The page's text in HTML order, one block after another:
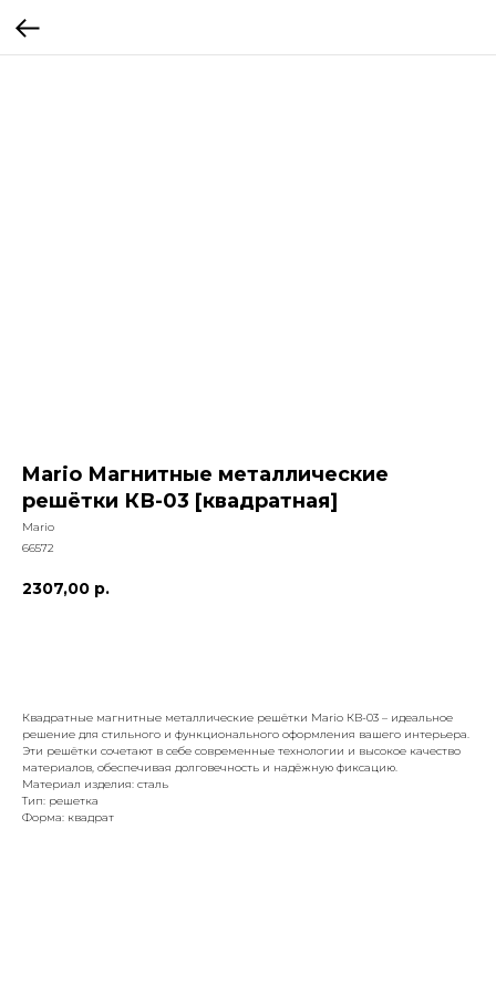
Mario Магнитные металлические
решётки КВ-03 [квадратная]
Mario
66572
2307,00 р.
Квадратные магнитные металлические решётки Mario КВ-03 – идеальное
решение для стильного и функционального оформления вашего интерьера.
Эти решётки сочетают в себе современные технологии и высокое качество
материалов, обеспечивая долговечность и надёжную фиксацию.
Материал изделия: сталь
Тип: решетка
Форма: квадрат